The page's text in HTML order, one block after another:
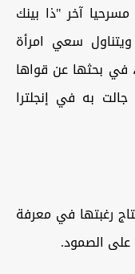
آخر "ذا بينك
سعي امرأة
في بحثها عن قواها
وهو عرض جالت به في إنجلترا
رغبتها في معرفة
على الصمود.